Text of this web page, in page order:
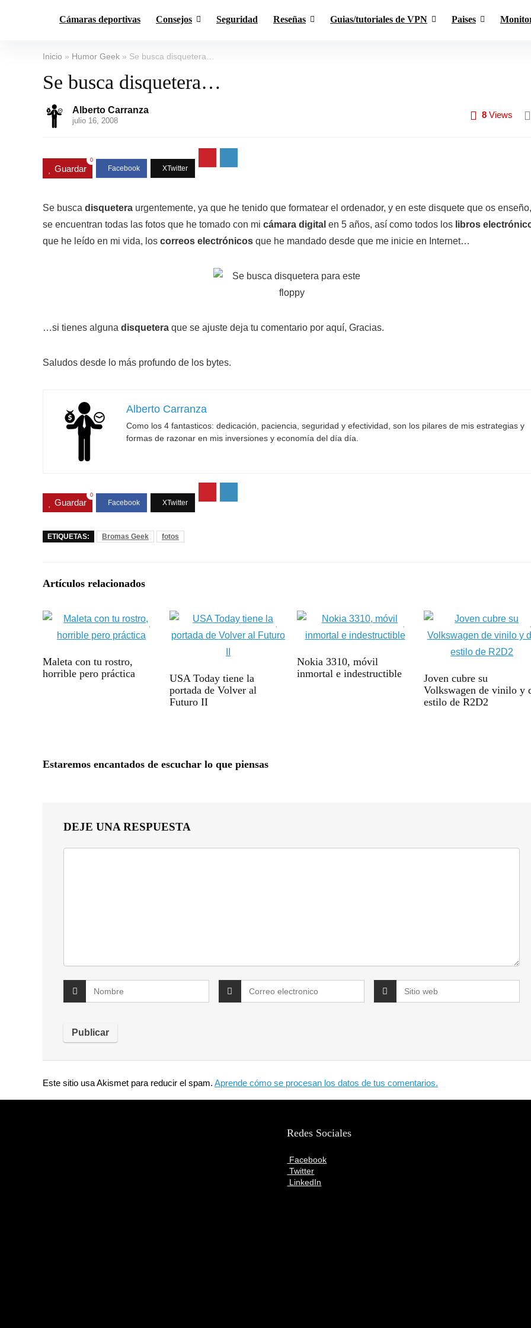
Cámaras deportivas Consejos Seguridad Reseñas Guias/tutoriales de VPN Paises
Inicio » Humor Geek » Se busca disquetera…
Se busca disquetera…
Alberto Carranza
julio 16, 2008
8 Views
Guardar
0
Se busca disquetera urgentemente, ya que he tenido que formatear el ordenador, y en este disquete que os enseño,
se encuentran todas las fotos que he tomado con mi cámara digital en 5 años, así como todos los libros
que he leído en mi vida, los correos electrónicos que he mandado desde que me inicie en Internet…
…si tienes alguna disquetera que se ajuste deja tu comentario por aquí, Gracias.
Saludos desde lo más profundo de los bytes.
Alberto Carranza
Como los 4 fantasticos: dedicación, paciencia, seguridad y efectividad, son los pilares de mis estrategias y
formas de razonar en mis inversiones y economía del día día.
Guardar
0
ETIQUETAS: Bromas Geek fotos
Artículos relacionados
Maleta con tu rostro,
horrible pero práctica
USA Today tiene la
portada de Volver al
Futuro II
Nokia 3310, móvil
inmortal e indestructible
Joven cubre su
Volkswagen de vinilo y
estilo de R2D2
Estaremos encantados de escuchar lo que piensas
DEJE UNA RESPUESTA
Este sitio usa Akismet para reducir el spam. Aprende cómo se procesan los datos de tus comentarios.
Redes Sociales
Facebook
Twitter
LinkedIn